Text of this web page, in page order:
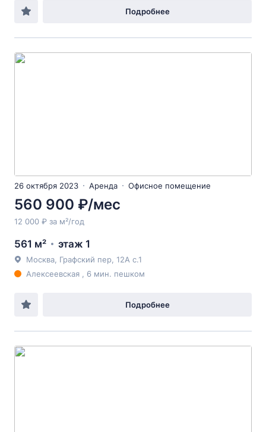
Подробнее
26 октября 2023 Аренда Офисное помещение
560 900 ₽/мес
12 000 ₽ за м²/год
561 м² этаж 1
Москва, Графский пер, 12А с.1
Алексеевская , 6 мин. пешком
Подробнее